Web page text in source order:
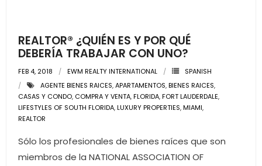
- Commercial Listings
RESOURCES
- Blog
- Market Reports
REALTOR® ¿QUIÉN ES Y POR QUÉ
DEBERÍA TRABAJAR CON UNO?
FEB 4, 2018 EWM REALTY INTERNATIONAL
SPANISH
AGENTE BIENES RAICES,APARTAMENTOS,BIENES RAICES,
CASAS Y CONDO, COMPRA Y VENTA,FLORIDA,FORT LAUDERDALE,
LIFESTYLES OF SOUTH FLORIDA,LUXURY PROPERTIES,MIAMI,
REALTOR
Sólo los profesionales de bienes raíces que son
miembros de la NATIONAL ASSOCIATION OF